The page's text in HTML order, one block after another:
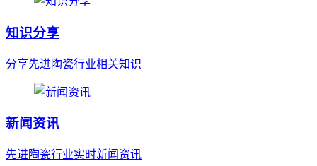
知识分享
分享先进陶瓷行业相关知识
新闻资讯
先进陶瓷行业实时新闻资讯